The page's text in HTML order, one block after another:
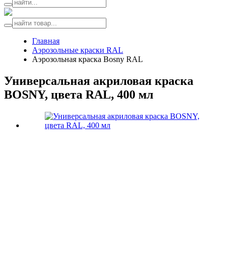
Главная
Аэрозольные краски RAL
Аэрозольная краска Bosny RAL
Универсальная акриловая краска
BOSNY, цвета RAL, 400 мл